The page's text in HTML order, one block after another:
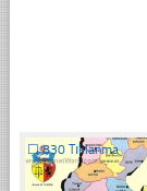
☐830 Tıklanma